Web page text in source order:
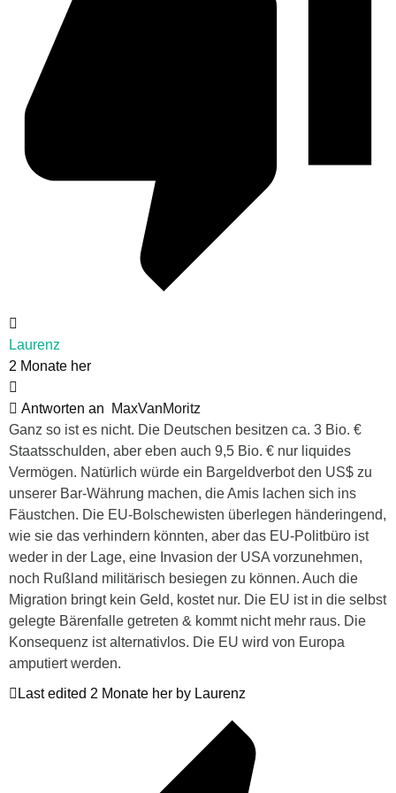
Laurenz
2 Monate her
Antworten an
MaxVanMoritz
Ganz so ist es nicht. Die Deutschen besitzen ca. 3 Bio. €
Staatsschulden, aber eben auch 9,5 Bio. € nur liquides
Vermögen. Natürlich würde ein Bargeldverbot den US$ zu
unserer Bar-Währung machen, die Amis lachen sich ins
Fäustchen. Die EU-Bolschewisten überlegen händeringend,
wie sie das verhindern könnten, aber das EU-Politbüro ist
weder in der Lage, eine Invasion der USA vorzunehmen,
noch Rußland militärisch besiegen zu können. Auch die
Migration bringt kein Geld, kostet nur. Die EU ist in die selbst
gelegte Bärenfalle getreten & kommt nicht mehr raus. Die
Konsequenz ist alternativlos. Die EU wird von Europa
amputiert werden.
Last edited 2 Monate her by Laurenz